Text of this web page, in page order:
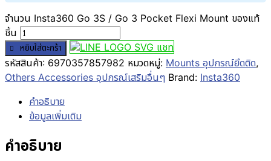
จำนวน Insta360 Go 3S / Go 3 Pocket Flexi Mount ของแท้
ชิ้น
หยิบใส่ตะกร้า
แชท
รหัสสินค้า: 6970357857982 หมวดหมู่: Mounts อุปกรณ์ยึดติด,
Others Accessories อุปกรณ์เสริมอื่นๆ Brand: Insta360
คำอธิบาย
ข้อมูลเพิ่มเติม
คำอธิบาย